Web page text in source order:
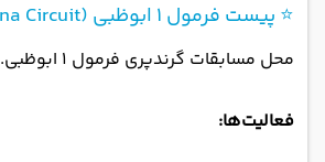
⭐ پیست فرمول ۱ ابوظبی (Yas Marina Circuit)
محل مسابقات گرندپری فرمول ۱ ابوظبی.
فعالیت‌ها: